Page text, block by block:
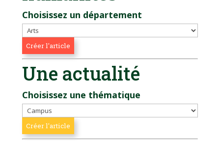
Choisissez un département
Une actualité
Choisissez une thématique